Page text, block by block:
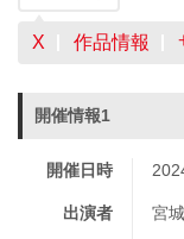
X 作品情報
開催情報1
開催日時
出演者 宮